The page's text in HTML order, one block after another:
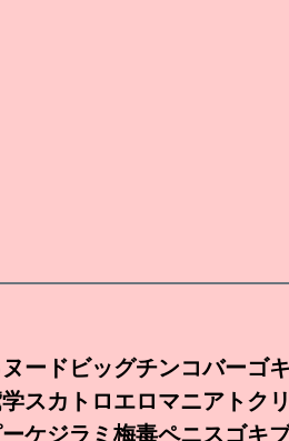
ードビッグチンコバーゴ
スカトロエロマニアトク
ケジラミ梅毒ペニスゴキ